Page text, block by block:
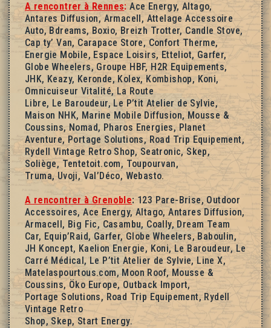
A rencontrer à Rennes: Ace Energy, Altago,
Antares Diffusion, Armacell, Attelage Accessoire
Auto, Bdreams, Boxio, Breizh Trotter, Candle Stove,
Cap ty’ Van, Carapace Store, Confort Therme,
Energie Mobile, Espace Loisirs, Etteliot, Garfer,
Globe Wheelers, Groupe HBF, H2R Equipements,
JHK, Keazy, Keronde, Kolex, Kombishop, Koni,
Omnicuiseur Vitalité, La Route
Libre, Le Baroudeur, Le P’tit Atelier de Sylvie,
Maison NHK, Marine Mobile Diffusion, Mousse &
Coussins, Nomad, Pharos Energies, Planet
Aventure, Portage Solutions, Road Trip Equipement,
Rydell Vintage Retro Shop, Seatronic, Skep,
Soliège, Tentetoit.com, Toupourvan,
Truma, Uvoji, Val’Déco, Webasto.
A rencontrer à Grenoble: 123 Pare-Brise, Outdoor
Accessoires, Ace Energy, Altago, Antares Diffusion,
Armacell, Big Fic, Casambu, Coally, Dream Team
Car, Equip’Raid, Garfer, Globe Wheelers, Baboulin,
JH Koncept, Kaelion Energie, Koni, Le Baroudeur, Le
Carré Médical, Le P’tit Atelier de Sylvie, Line X,
Matelaspourtous.com, Moon Roof, Mousse &
Coussins, Öko Europe, Outback Import,
Portage Solutions, Road Trip Equipement, Rydell
Vintage Retro
Shop, Skep, Start Energy.